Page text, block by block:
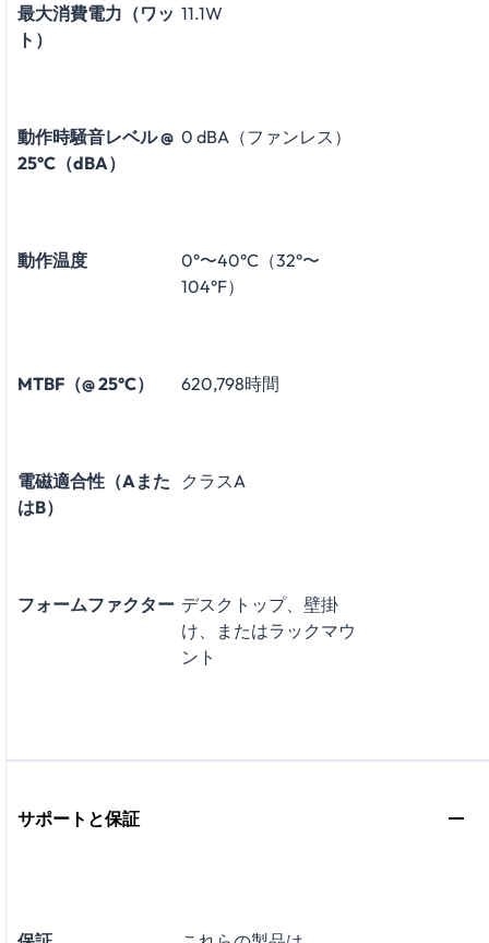
最大消費電力（ワッ
ト）
11.1W
動作時騒音レベル @
25°C（dBA）
0 dBA（ファンレス）
動作温度
0°〜40°C（32°〜
104°F）
MTBF（@ 25°C） 620,798時間
電磁適合性（Aまた
はB）
クラスA
フォームファクター デスクトップ、壁掛
け、またはラックマウ
ント
サポートと保証